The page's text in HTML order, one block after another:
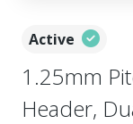
Active
1.25mm
Header,